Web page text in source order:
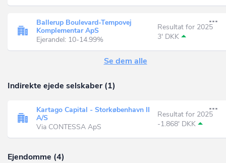
Ballerup Boulevard-Tempovej
Komplementar ApS
Ejerandel: 10-14.99%
Resultat for 2025
3' DKK
Se dem alle
Indirekte ejede selskaber (1)
Kartago Capital - Storkøbenhavn II
A/S
Via CONTESSA ApS
Resultat for 2025
-1.868' DKK
Ejendomme (4)